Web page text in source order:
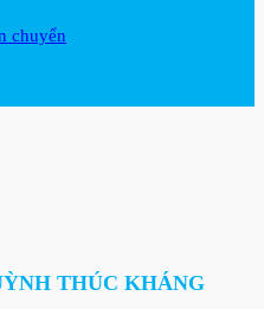
chuyển
THÚC KHÁNG